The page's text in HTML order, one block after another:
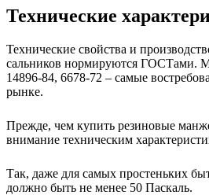
Технические
Технические свойства и
сальников нормируются ГОСТами.
14896-84, 6678-72 – самые
рынке.
Прежде, чем купить резиновые
внимание техническим
Так, даже для самых простеньких
должно быть не менее 50 Паскаль.